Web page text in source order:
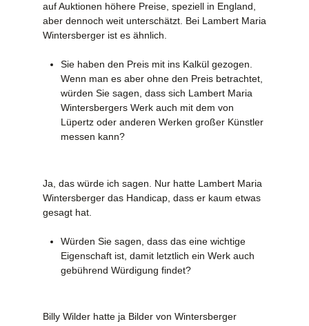
auf Auktionen höhere Preise, speziell in England,
aber dennoch weit unterschätzt. Bei Lambert Maria
Wintersberger ist es ähnlich.
Sie haben den Preis mit ins Kalkül gezogen.
Wenn man es aber ohne den Preis betrachtet,
würden Sie sagen, dass sich Lambert Maria
Wintersbergers Werk auch mit dem von
Lüpertz oder anderen Werken großer Künstler
messen kann?
Ja, das würde ich sagen. Nur hatte Lambert Maria
Wintersberger das Handicap, dass er kaum etwas
gesagt hat.
Würden Sie sagen, dass das eine wichtige
Eigenschaft ist, damit letztlich ein Werk auch
gebührend Würdigung findet?
Billy Wilder hatte ja Bilder von Wintersberger